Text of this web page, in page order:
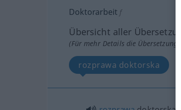
Doktorarbeit f
Übersicht aller
(Für mehr Details die
rozprawa doktorska